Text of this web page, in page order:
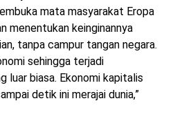
mata masyarakat Eropa
menentukan keinginannya
tanpa campur tangan negara.
sehingga terjadi
luar biasa. Ekonomi kapitalis
detik ini merajai dunia,”